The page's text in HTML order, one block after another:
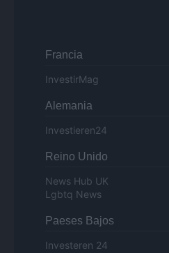
Francia
InvestirMag
Alemania
Investieren24
Reino Unido
News Hub UK
Lgbtq News
Paeses Bajos
Investeren 24